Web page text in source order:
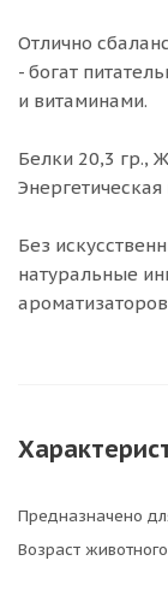
Отлично
- богат
и витаминами.
Белки 20,3 гр.,
Без
натуральные
Предназначено
Возраст животного